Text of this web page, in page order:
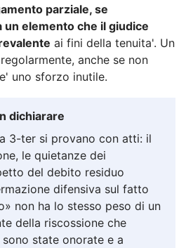
parziale, se
elemento che il giudice
ai fini della tenuita'. Un
anche se non
uno sforzo inutile.
dichiarare
3-ter si provano con atti: il
le quietanze dei
del debito residuo
difensiva sul fatto
non ha lo stesso peso di un
della riscossione che
state onorate e a